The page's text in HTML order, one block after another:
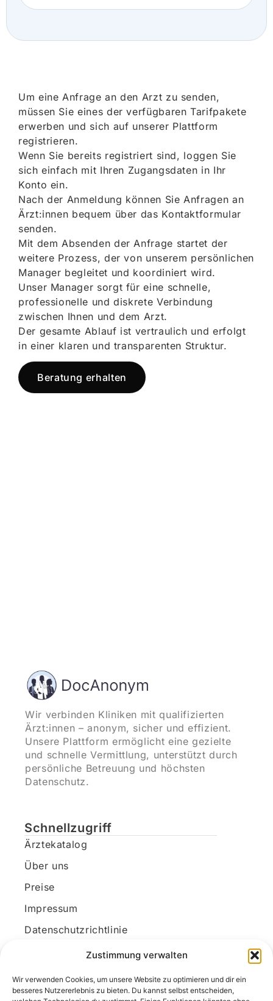
Zustimmung verwalten
Wir verwenden Cookies, um unsere Website zu optimieren und dir ein
besseres Nutzererlebnis zu bieten. Du kannst selbst entscheiden,
Um eine Anfrage an den Arzt zu senden,
müssen Sie eines der verfügbaren Tarifpakete
erwerben und sich auf unserer Plattform
registrieren.
Wenn Sie bereits registriert sind, loggen Sie
sich einfach mit Ihren Zugangsdaten in Ihr
Konto ein.
Nach der Anmeldung können Sie Anfragen an
Ärzt:innen bequem über das Kontaktformular
senden.
Mit dem Absenden der Anfrage startet der
weitere Prozess, der von unserem persönlichen
Manager begleitet und koordiniert wird.
Unser Manager sorgt für eine schnelle,
professionelle und diskrete Verbindung
zwischen Ihnen und dem Arzt.
Der gesamte Ablauf ist vertraulich und erfolgt
in einer klaren und transparenten Struktur.
Beratung erhalten
Wir verbinden Kliniken mit qualifizierten
Ärzt:innen – anonym, sicher und effizient.
Unsere Plattform ermöglicht eine gezielte
und schnelle Vermittlung, unterstützt durch
persönliche Betreuung und höchsten
Datenschutz.
Schnellzugriff
Ärztekatalog
Über uns
Preise
Impressum
Datenschutzrichtlinie
Kundenkonto
Unsere Kontaktdaten